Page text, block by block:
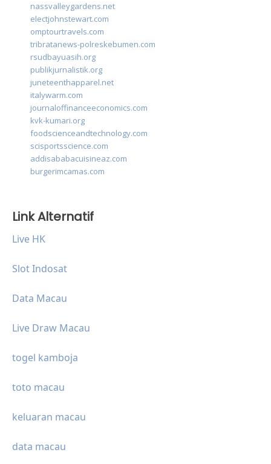
nassvalleygardens.net
electjohnstewart.com
omptourtravels.com
tribratanews-polreskebumen.com
rsudbayuasih.org
publikjurnalistik.org
juneteenthapparel.net
italywarm.com
journaloffinanceeconomics.com
kvk-kumari.org
foodscienceandtechnology.com
scisportsscience.com
addisababacuisineaz.com
burgerimcamas.com
Link Alternatif
Live HK
Slot Indosat
Data Macau
Live Draw Macau
togel kamboja
toto macau
keluaran macau
data macau